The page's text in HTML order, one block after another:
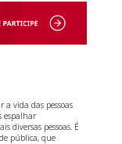
a vida das pessoas
espalhar
diversas pessoas. É
pública, que